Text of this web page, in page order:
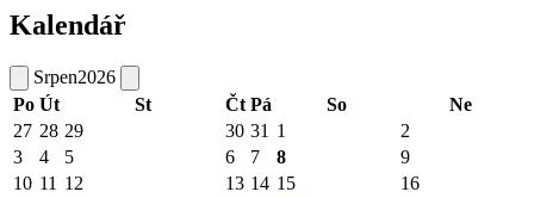
Kalendář
Srpen2026
Po Út St Čt Pá So
Ne
27 28 29 30 31 1
2
3
4 5 6 7 8
9
10 11 12 13 14 15 16